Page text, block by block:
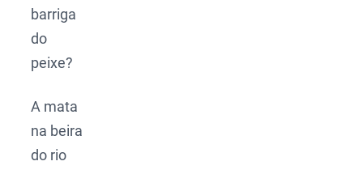
barriga
do
peixe?
A mata
na beira
do rio